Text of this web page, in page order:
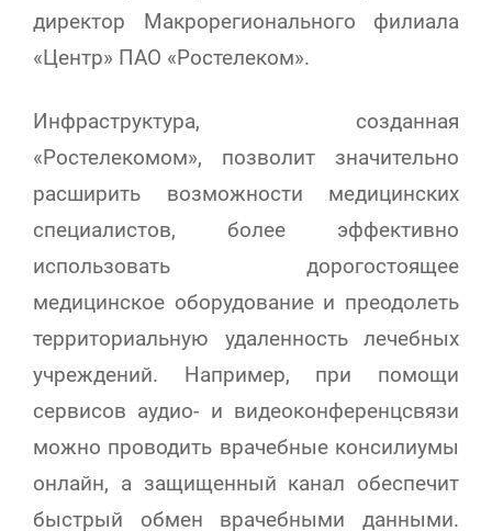
директор Макрорегионального филиала
«Центр» ПАО «Ростелеком».
Инфраструктура, созданная
«Ростелекомом», позволит значительно
расширить возможности медицинских
специалистов, более эффективно
использовать дорогостоящее
медицинское оборудование и преодолеть
территориальную удаленность лечебных
учреждений. Например, при помощи
сервисов аудио- и видеоконференцсвязи
можно проводить врачебные консилиумы
онлайн, а защищенный канал обеспечит
быстрый обмен врачебными данными.